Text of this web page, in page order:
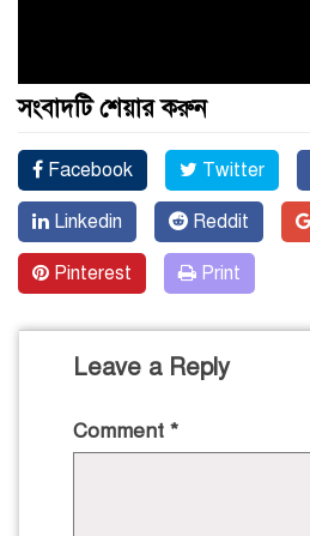
সংবাদটি শেয়ার করুন
Facebook Twitter
Linkedin Reddit
Pinterest Print
Leave a Reply
Comment *